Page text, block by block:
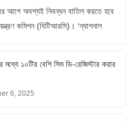
আগে অবশ্যই নিবন্ধন বাতিল করতে হবে
কমিশন (বিটিআরসি)। ‘ন্যাশনাল
মধ্যে ১০টির বেশি সিম ডি-রেজিস্টার করার
6, 2025